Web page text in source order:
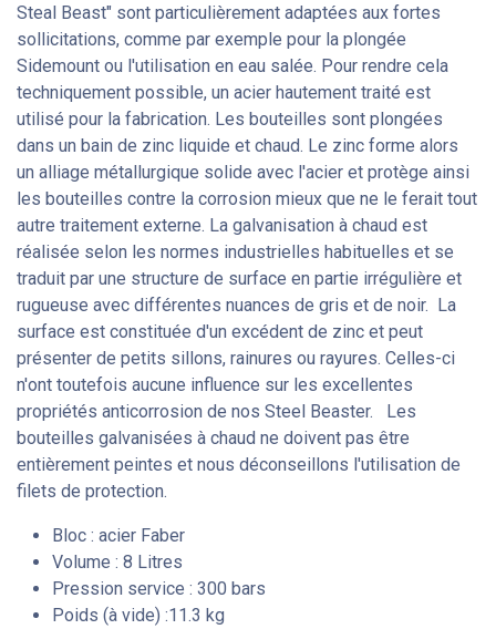
Steal Beast" sont particulièrement adaptées aux fortes
sollicitations, comme par exemple pour la plongée
Sidemount ou l'utilisation en eau salée. Pour rendre cela
techniquement possible, un acier hautement traité est
utilisé pour la fabrication. Les bouteilles sont plongées
dans un bain de zinc liquide et chaud. Le zinc forme alors
un alliage métallurgique solide avec l'acier et protège ainsi
les bouteilles contre la corrosion mieux que ne le ferait tout
autre traitement externe. La galvanisation à chaud est
réalisée selon les normes industrielles habituelles et se
traduit par une structure de surface en partie irrégulière et
rugueuse avec différentes nuances de gris et de noir. La
surface est constituée d'un excédent de zinc et peut
présenter de petits sillons, rainures ou rayures. Celles-ci
n'ont toutefois aucune influence sur les excellentes
propriétés anticorrosion de nos Steel Beaster. Les
bouteilles galvanisées à chaud ne doivent pas être
entièrement peintes et nous déconseillons l'utilisation de
filets de protection.
Bloc : acier Faber
Volume : 8 Litres
Pression service : 300 bars
Poids (à vide) :11.3 kg